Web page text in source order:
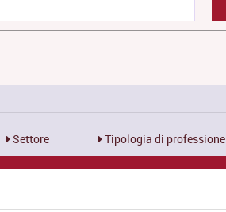
Settore Tipologia di professione